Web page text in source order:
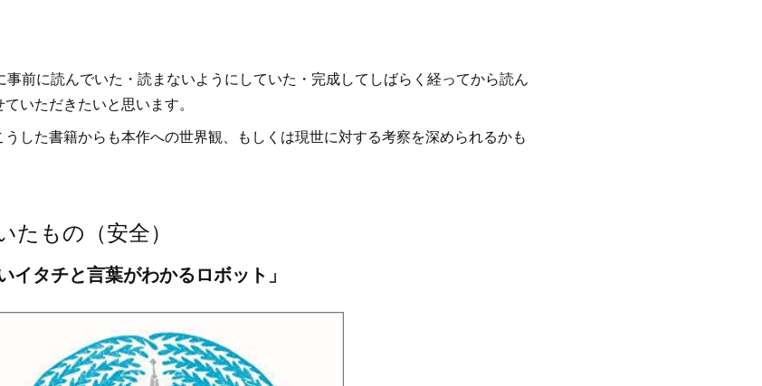
前に読んでいた・読まないようにしていた・完成してしばらく経ってから読ん
いただきたいと思います。
した書籍からも本作への世界観、もしくは現世に対する考察を深められるかも
もの（安全）
イタチと言葉がわかるロボット」